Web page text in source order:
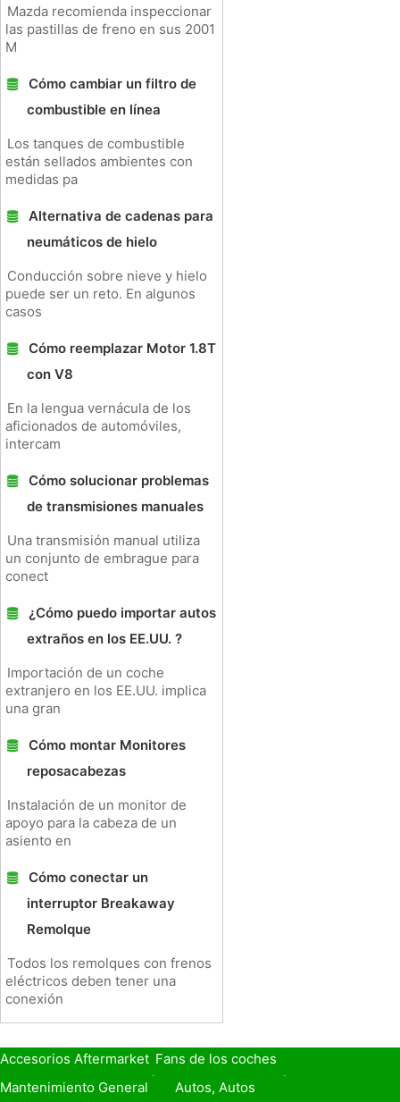
Mazda recomienda inspeccionar
las pastillas de freno en sus 2001
M
Cómo cambiar un filtro de
combustible en línea
Los tanques de combustible
están sellados ambientes con
medidas pa
Alternativa de cadenas para
neumáticos de hielo
Conducción sobre nieve y hielo
puede ser un reto. En algunos
casos
Cómo reemplazar Motor 1.8T
con V8
En la lengua vernácula de los
aficionados de automóviles,
intercam
Cómo solucionar problemas
de transmisiones manuales
Una transmisión manual utiliza
un conjunto de embrague para
conect
¿Cómo puedo importar autos
extraños en los EE.UU. ?
Importación de un coche
extranjero en los EE.UU. implica
una gran
Cómo montar Monitores
reposacabezas
Instalación de un monitor de
apoyo para la cabeza de un
asiento en
Cómo conectar un
interruptor Breakaway
Remolque
Todos los remolques con frenos
eléctricos deben tener una
conexión
Accesorios Aftermarket Fans de los coches
Seguro de Coche
Préstamos y Financiación
Mantenimiento General
Autos, Autos